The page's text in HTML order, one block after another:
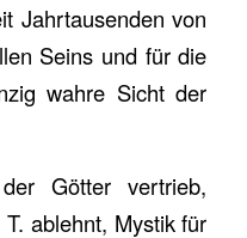
Jahrtausenden von
Seins und für die
wahre Sicht der
Götter vertrieb,
ablehnt, Mystik für